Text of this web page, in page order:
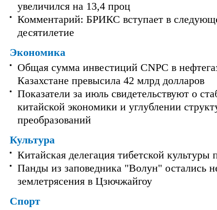
увеличился на 13,4 проц
Комментарий: БРИКС вступает в
десятилетие
Экономика
Общая сумма инвестиций CNPC в
Казахстане превысила 42 млрд долларов
Показатели за июль свидетельствуют о
китайской экономики и углублении
преобразований
Культура
Китайская делегация тибетской культуры
Панды из заповедника "Волун" остались
землетрясения в Цзючжайгоу
Спорт